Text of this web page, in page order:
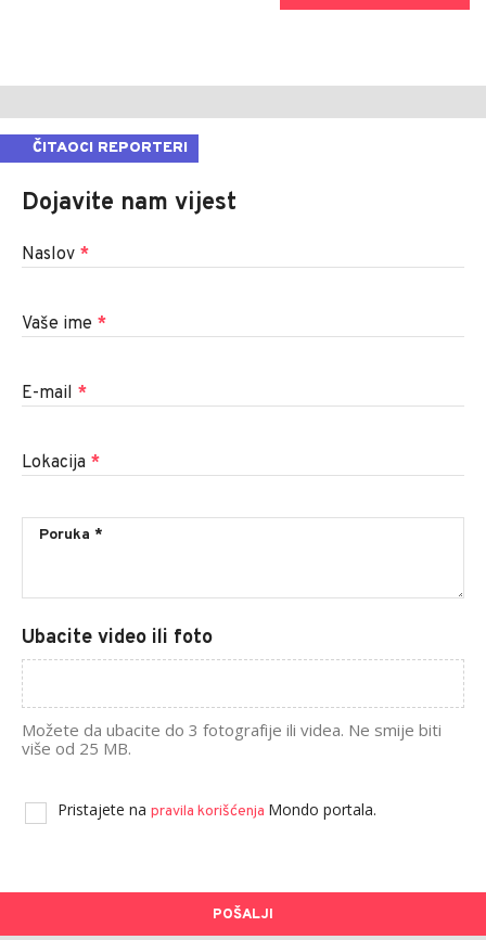
ČITAOCI REPORTERI
Dojavite nam vijest
Naslov *
Vaše ime *
E-mail *
Lokacija *
Ubacite video ili foto
Možete da ubacite do 3 fotografije ili videa. Ne smije biti
više od 25 MB.
Pristajete na pravila korišćenja Mondo portala.
POŠALJI